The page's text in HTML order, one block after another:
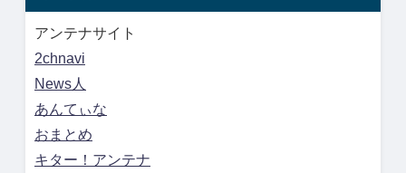
アンテナサイト
2chnavi
News人
あんてぃな
おまとめ
キター！アンテナ